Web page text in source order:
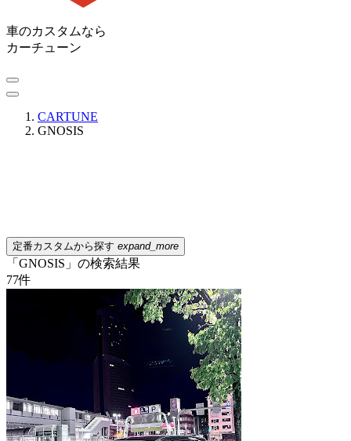
車のカスタムなら
カーチューン
CARTUNE
GNOSIS
定番カスタムから探す expand_more
「GNOSIS」の検索結果
77件